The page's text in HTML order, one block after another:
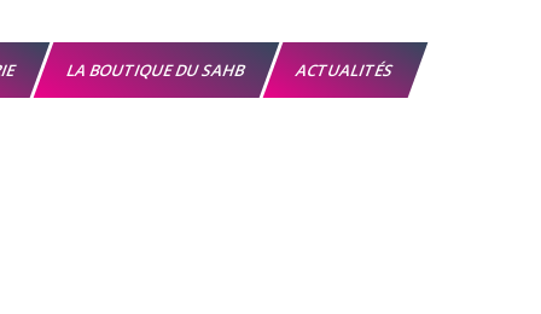
LA BOUTIQUE DU SAHB ACTUALITÉS